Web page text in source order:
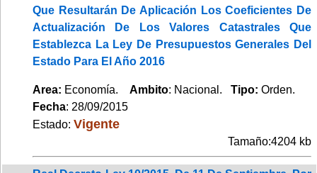
Que Resultarán De Aplicación Los Coeficientes De
Actualización De Los Valores Catastrales Que
Establezca La Ley De Presupuestos Generales Del
Estado Para El Año 2016
Area: Economía. Ambito: Nacional. Tipo: Orden.
Fecha: 28/09/2015
Estado: Vigente
Tamaño:4204 kb